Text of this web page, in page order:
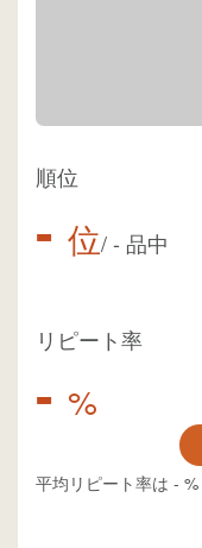
順位
- 位/- 品中
リピート率
- %
平均リピート率は - %